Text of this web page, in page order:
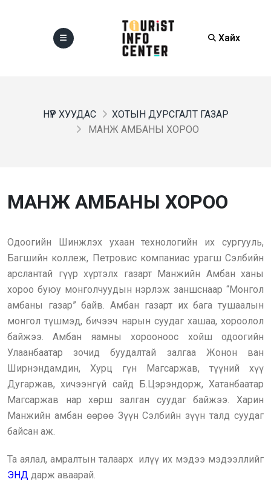
Хайх
НҮҮР ХУУДАС
ХОТЫН ДУРСГАЛТ ГАЗАР
МАНЖ АМБАНЫ ХОРОО
МАНЖ АМБАНЫ ХОРОО
Одоогийн Шинжлэх ухаан технологийн их сургууль,
Багшийн коллеж, Петровис компаниас урагш Сэлбийн
арслантай гүүр хүртэлх газарт Манжийн Амбан ханы
хороо буюу монголчуудын нэрлэж заншснаар “Монгол
амбаны газар” байв. Амбан газарт их бага тушаалын
монгол түшмэд, бичээч нарын суудаг хашаа, хороолол
байжээ. Амбан яамны хорооноос хойш одоогийн
Улаанбаатар зочид буудалтай залгаа Жонон ван
Ширнэндамдин, Хурц гүн Магсаржав, түүний хүү
Дугаржав, хичээнгүй сайд Б.Цэрэндорж, Хатанбаатар
Магсаржав нар хөрш залган суудаг байжээ. Харин
Манжийн амбан өөрөө Зүүн Сэлбийн зүүн талд суудаг
байсан аж.
Та аялал, амралтын талаарх илүү их мэдээ мэдээллийг
ЭНД дарж аваарай.